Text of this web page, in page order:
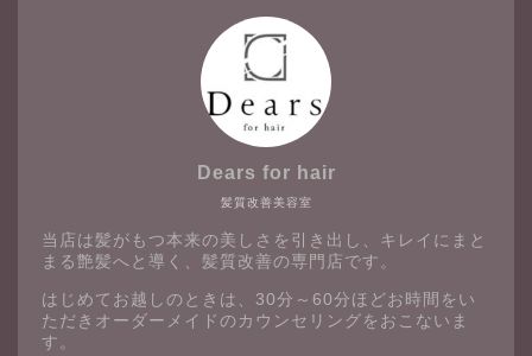
髪質改善美容室
Dears for hair
当店は髪がもつ本来の美しさを引き出し、キレイにまと
まる艶髪へと導く、髪質改善の専門店です。
はじめてお越しのときは、30分～60分ほどお時間をい
ただきオーダーメイドのカウンセリングをおこないま
す。